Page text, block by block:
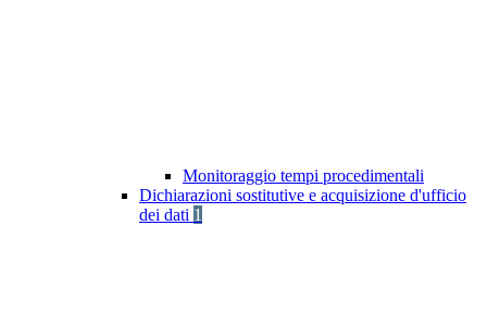
Monitoraggio tempi procedimentali
Dichiarazioni sostitutive e acquisizione d'ufficio
dei dati 1